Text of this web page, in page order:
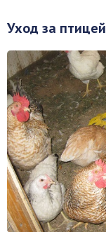
Уход за птицей